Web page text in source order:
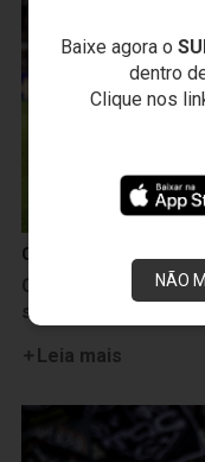
Baixe agora o
dentro
Clique nos
NÃO
Copa do Brasil
Copa do Brasil:
superado nos
Leia mais